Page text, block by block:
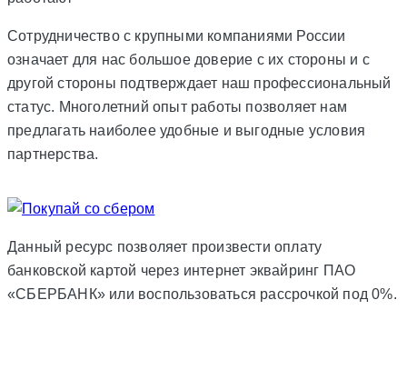
Сотрудничество с крупными компаниями России
означает для нас большое доверие с их стороны и с
другой стороны подтверждает наш профессиональный
статус. Многолетний опыт работы позволяет нам
предлагать наиболее удобные и выгодные условия
партнерства.
Данный ресурс позволяет произвести оплату
банковской картой через интернет эквайринг ПАО
«СБЕРБАНК» или воспользоваться рассрочкой под 0%.